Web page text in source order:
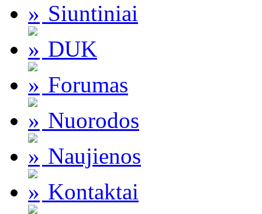
Siuntiniai
DUK
Forumas
Nuorodos
Naujienos
Kontaktai